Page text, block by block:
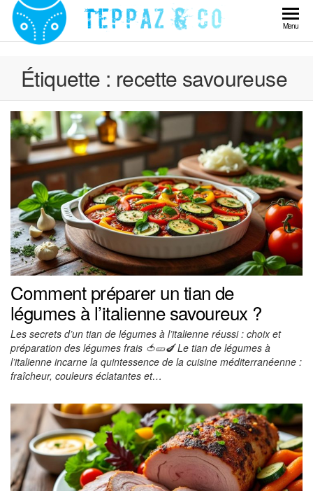
Skip
content
Teppaz
Menu
Étiquette : recette savoureuse
Comment préparer un tian de
légumes à l’italienne savoureux ?
Les secrets d’un tian de légumes à l’italienne réussi : choix et
préparation des légumes frais 🍅🥒🍆 Le tian de légumes à
l’italienne incarne la quintessence de la cuisine méditerranéenne :
fraîcheur, couleurs éclatantes et…